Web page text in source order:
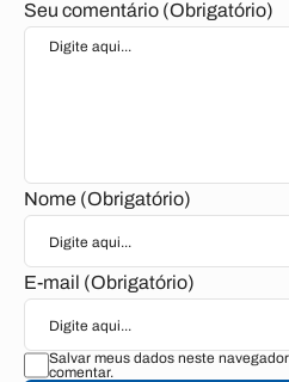
Seu comentário (Obrigatório)
Nome (Obrigatório)
E-mail (Obrigatório)
Salvar meus dados neste
comentar.